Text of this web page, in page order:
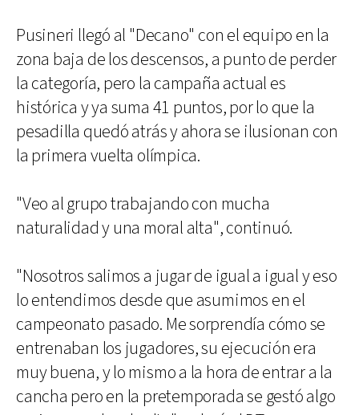
Pusineri llegó al "Decano" con el equipo en la
zona baja de los descensos, a punto de perder
la categoría, pero la campaña actual es
histórica y ya suma 41 puntos, por lo que la
pesadilla quedó atrás y ahora se ilusionan con
la primera vuelta olímpica.
"Veo al grupo trabajando con mucha
naturalidad y una moral alta", continuó.
"Nosotros salimos a jugar de igual a igual y eso
lo entendimos desde que asumimos en el
campeonato pasado. Me sorprendía cómo se
entrenaban los jugadores, su ejecución era
muy buena, y lo mismo a la hora de entrar a la
cancha pero en la pretemporada se gestó algo